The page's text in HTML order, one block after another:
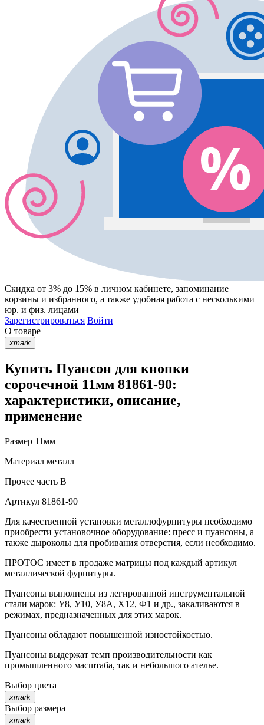
Скидка от 3% до 15% в личном кабинете, запоминание
корзины и избранного, а также удобная работа с несколькими
юр. и физ. лицами
Зарегистрироваться Войти
О товаре
xmark
Купить Пуансон для кнопки
сорочечной 11мм 81861-90:
характеристики, описание,
применение
Размер 11мм
Материал металл
Прочее часть В
Артикул 81861-90
Для качественной установки металлофурнитуры необходимо
приобрести установочное оборудование: пресс и пуансоны, а
также дыроколы для пробивания отверстия, если необходимо.
ПРОТОС имеет в продаже матрицы под каждый артикул
металлической фурнитуры.
Пуансоны выполнены из легированной инструментальной
стали марок: У8, У10, У8А, Х12, Ф1 и др., закаливаются в
режимах, предназначенных для этих марок.
Пуансоны обладают повышенной изностойкостью.
Пуансоны выдержат темп производительности как
промышленного масштаба, так и небольшого ателье.
Выбор цвета
xmark
Выбор размера
xmark